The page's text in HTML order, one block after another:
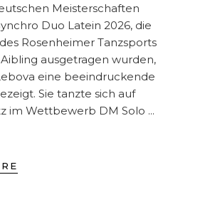
Meisterschaften
Duo Latein 2026, die
Rosenheimer Tanzsports
Aibling ausgetragen wurden,
eine beeindruckende
Sie tanzte sich auf
im Wettbewerb DM Solo